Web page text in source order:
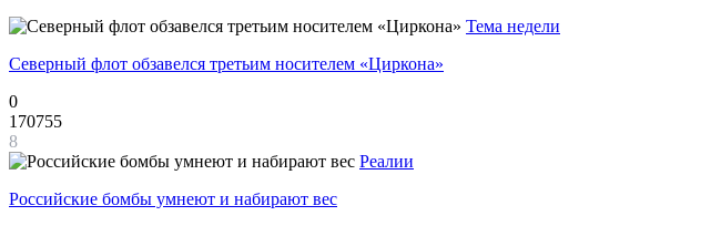
Тема недели
Северный флот обзавелся третьим носителем «Циркона»
0
170755
8
Реалии
Российские бомбы умнеют и набирают вес